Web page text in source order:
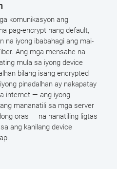
komunikasyon ang
pag-encrypt nang default,
na iyong ibabahagi ang mai-
Ang mga mensahe na
mula sa iyong device
bilang isang encrypted
pinadalhan ay nakapatay
internet — ang iyong
mananatili sa mga server
oras — na nanatiling ligtas
ang kanilang device